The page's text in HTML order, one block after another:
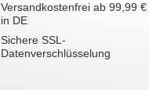
Versandkostenfrei ab 99,99 €
in DE
Sichere SSL-
Datenverschlüsselung